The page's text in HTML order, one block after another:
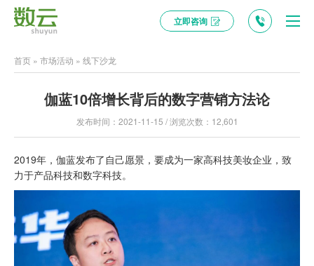
立即咨询
首页 » 市场活动 » 线下沙龙
伽蓝10倍增长背后的数字营销方法论
发布时间：2021-11-15 / 浏览次数：12,601
2019年，伽蓝发布了自己愿景，要成为一家高科技美妆企业，致
力于产品科技和数字科技。